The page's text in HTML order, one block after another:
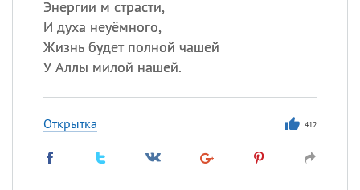
Энергии м страсти,
И духа неуёмного,
Жизнь будет полной чашей
У Аллы милой нашей.
Открытка 412